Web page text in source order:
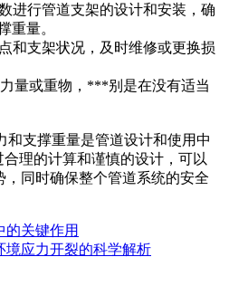
进行管道支架的设计和安装，确
重量。
和支架状况，及时维修或更换损
量或重物，***别是在没有适当
和支撑重量是管道设计和使用中
理的计算和谨慎的设计，可以
同时确保整个管道系统的安全
的关键作用
境应力开裂的科学解析